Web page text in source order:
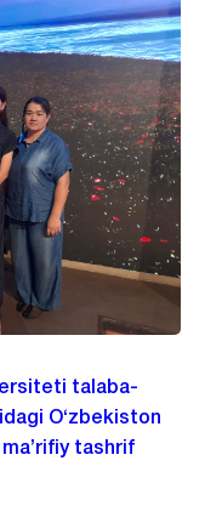
talaba-
O‘zbekiston
tashrif